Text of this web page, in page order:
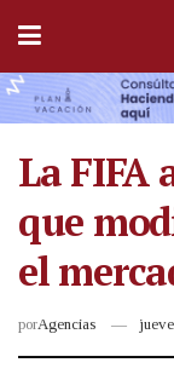
La FIFA
que
el
porAgencias